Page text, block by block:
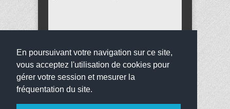
En poursuivant votre navigation sur ce site,
vous acceptez l'utilisation de cookies pour
gérer votre session et mesurer la
fréquentation du site.
Envoyer